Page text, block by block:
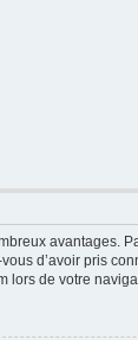
avantages.
d’avoir pris
lors de votre